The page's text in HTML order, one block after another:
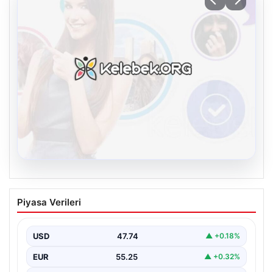
Kelebek chat adresi İle Çevrim içi
İletişimin Güvenli Adresi Ve Sohbet
Sanal çağında bireylerin kaliteli bir tarzda irtibat kurması
Piyasa Verileri
USD 47.74 ▲ +0.18%
EUR 55.25 ▲ +0.32%